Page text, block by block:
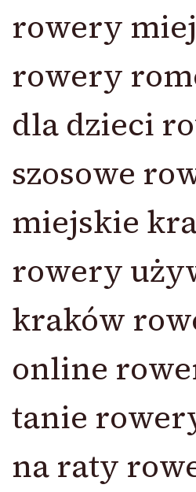
rowery
rowery
dla dzieci
szosowe
miejskie
rowery
kraków
online
tanie
na raty